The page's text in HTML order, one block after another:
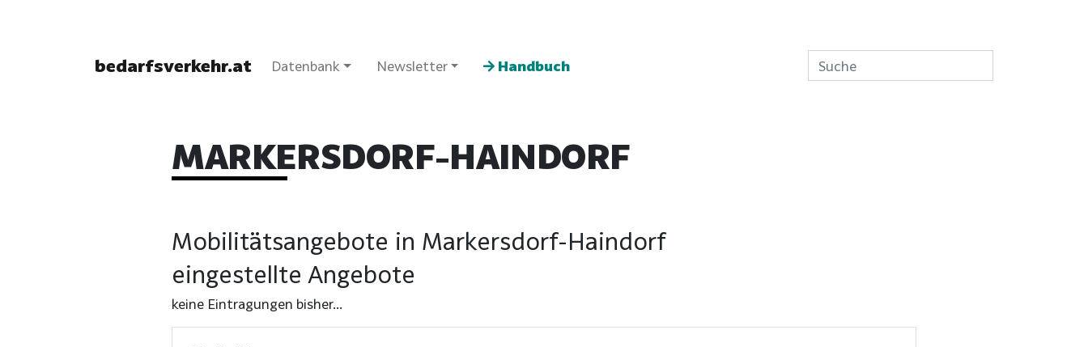
bedarfsverkehr.at Datenbank Newsletter Handbuch
MARKERSDORF-HAINDORF
Mobilitätsangebote in Markersdorf-Haindorf
eingestellte Angebote
keine Eintragungen bisher...